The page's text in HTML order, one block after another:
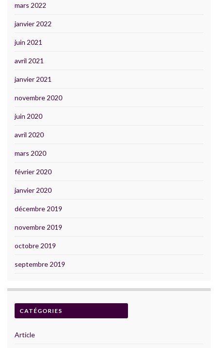
mars 2022
janvier 2022
juin 2021
avril 2021
janvier 2021
novembre 2020
juin 2020
avril 2020
mars 2020
février 2020
janvier 2020
décembre 2019
novembre 2019
octobre 2019
septembre 2019
CATÉGORIES
Article